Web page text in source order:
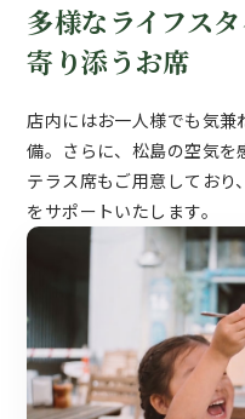
多様なライフス
寄り添うお席
店内にはお一人様でも気
備。さらに、松島の空気を
テラス席もご用意しており
をサポートいたします。